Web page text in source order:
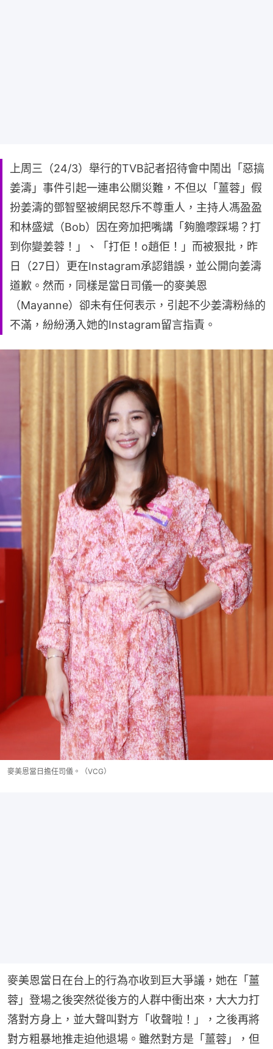
上周三（24/3）舉行的TVB記者招待會中鬧出「惡搞
姜濤」事件引起一連串公關災難，不但以「薑蓉」假
扮姜濤的鄧智堅被網民怒斥不尊重人，主持人馮盈盈
和林盛斌（Bob）因在旁加把嘴講「夠膽嚟踩場？打
到你變姜蓉！」、「打佢！o趙佢！」而被狠批，昨
日（27日）更在Instagram承認錯誤，並公開向姜濤
道歉。然而，同樣是當日司儀一的麥美恩
（Mayanne）卻未有任何表示，引起不少姜濤粉絲的
不滿，紛紛湧入她的Instagram留言指責。
麥美恩當日擔任司儀。（VCG）
麥美恩當日在台上的行為亦收到巨大爭議，她在「薑
蓉」登場之後突然從後方的人群中衝出來，大大力打
落對方身上，並大聲叫對方「收聲啦！」，之後再將
對方粗暴地推走迫他退場。雖然對方是「薑蓉」，但